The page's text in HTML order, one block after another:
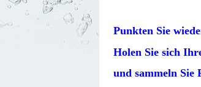
Punkten Sie
Holen Sie sich
und sammeln Sie